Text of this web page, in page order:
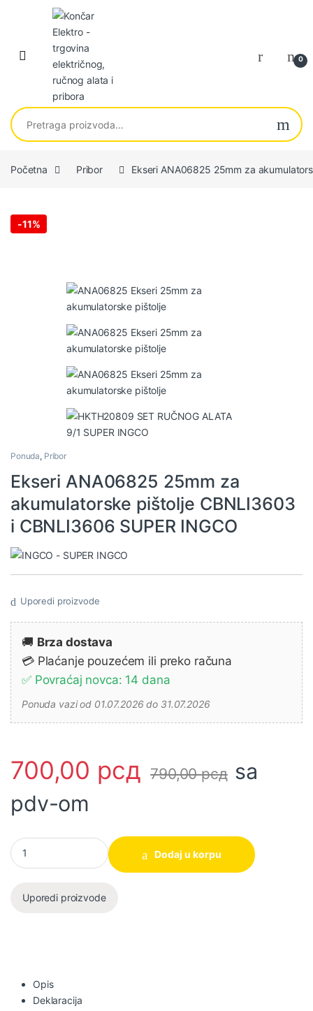
Skip to navigation
Skip to content
0
Pretraga za:
Početna Pribor Ekseri ANA06825 25mm za
-11%
Ponuda, Pribor
Ekseri ANA06825 25mm za
akumulatorske pištolje CBNLI3603
i CBNLI3606 SUPER INGCO
Uporedi proizvode
🚚 Brza dostava
💳 Plaćanje pouzećem ili preko računa
✅ Povraćaj novca: 14 dana
Ponuda vazi od 01.07.2026 do 31.07.2026
700,00 рсд 790,00рсд sa
pdv-om
Ekseri ANA06825 25mm za akumulatorske pištolje CBNLI3603 i
Dodaj u korpu
Uporedi proizvode
Opis
Deklaracija